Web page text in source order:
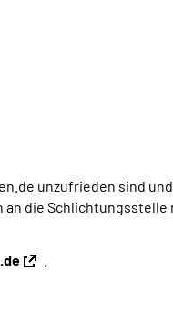
unzufrieden sind
die Schlichtungsstelle